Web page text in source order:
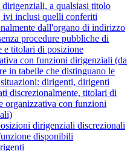
a qualsiasi titolo
ivi inclusi quelli conferiti
dall'organo di indirizzo
procedure pubbliche di
e titolari di posizione
con funzioni dirigenziali (da
in tabelle che distinguano le
dirigenti, dirigenti
discrezionalmente, titolari di
organizzativa con funzioni
dirigenziali discrezionali
disponibili